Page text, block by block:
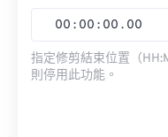
00 : 00 : 00 . 00
指定修剪結束位置（
則停用此功能。